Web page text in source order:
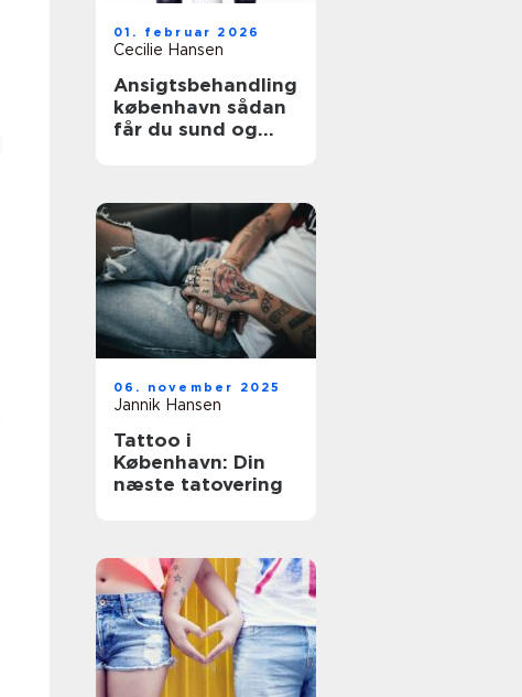
01. februar 2026
Cecilie Hansen
Ansigtsbehandling
københavn sådan
får du sund og
06. november 2025
Jannik Hansen
Tattoo i
København: Din
næste tatovering